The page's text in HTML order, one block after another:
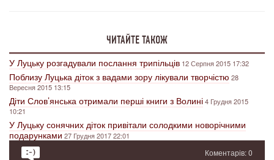
ЧИТАЙТЕ ТАКОЖ
У Луцьку розгадували послання трипільців 12 Серпня 2015 17:32
Поблизу Луцька діток з вадами зору лікували творчістю 28
Вересня 2015 13:15
Діти Слов’янська отримали перші книги з Волині4 Грудня 2015
10:21
У Луцьку сонячних діток привітали солодкими новорічними
подарунками27 Грудня 2017 22:01
Коментарів: 0